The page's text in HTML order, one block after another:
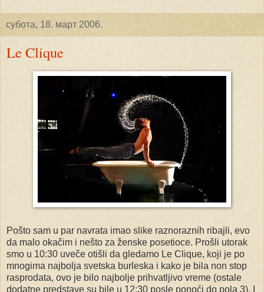
субота, 18. март 2006.
Le Clique
Pošto sam u par navrata imao slike raznoraznih ribajli, evo
da malo okačim i nešto za ženske posetioce. Prošli utorak
smo u 10:30 uveče otišli da gledamo Le Clique, koji je po
mnogima najbolja svetska burleska i kako je bila non stop
rasprodata, ovo je bilo najbolje prihvatljivo vreme (ostale
dodatne predstave su bile u 12:30 posle ponoći do pola 3). I